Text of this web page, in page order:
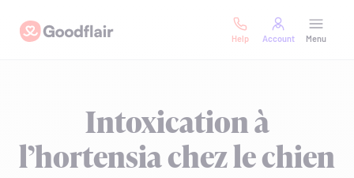
content
Goodflair
Help Account Menu
Intoxication à
l’hortensia chez le chien